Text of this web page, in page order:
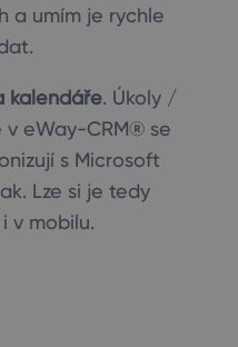
a umím je rychle
kalendáře. Úkoly /
eWay-CRM® se
s Microsoft
Lze si je tedy
v mobilu.